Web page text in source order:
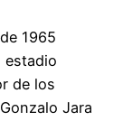
1965
estadio
de los
Jara